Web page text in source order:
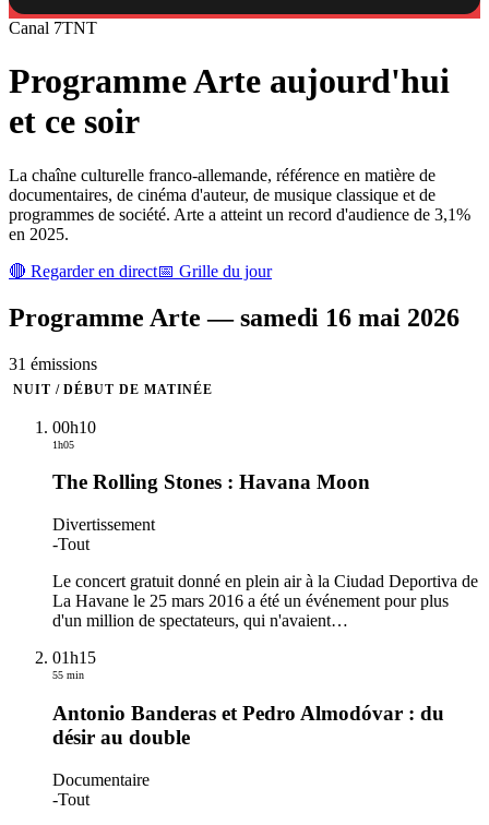
Canal 7TNT
ProgrammeArte aujourd'hui
et ce soir
La chaîne culturelle franco-allemande, référence en matière de
documentaires, de cinéma d'auteur, de musique classique et de
programmes de société. Arte a atteint un record d'audience de 3,1%
en 2025.
🔴 Regarder en direct📅 Grille du jour
Programme Arte —samedi 16 mai 2026
31 émissions
NUIT / DÉBUT DE MATINÉE
00h10
1h05
The Rolling Stones : Havana Moon
Divertissement
-Tout
Le concert gratuit donné en plein air à la Ciudad Deportiva de
La Havane le 25 mars 2016 a été un événement pour plus
d'un million de spectateurs, qui n'avaient…
01h15
55 min
Antonio Banderas et Pedro Almodóvar : du
désir au double
Documentaire
-Tout